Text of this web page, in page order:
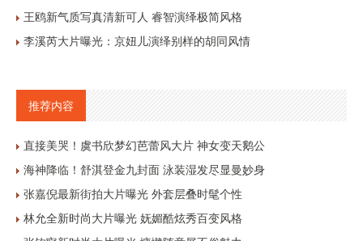
王鸥新气质写真清新可人 睿智演绎极简风格
李溪芮大片曝光：京妞儿演绎别样的胡同风情
推荐内容
直接美哭！虞书欣梦幻芭蕾风大片 神女变天鹅公
海神降临！舒淇登金九封面 泳装湿发尽显曼妙身
张嘉倪最新街拍大片曝光 外套层叠时髦个性
林允全新时尚大片曝光 妩媚酷炫秀百变风格